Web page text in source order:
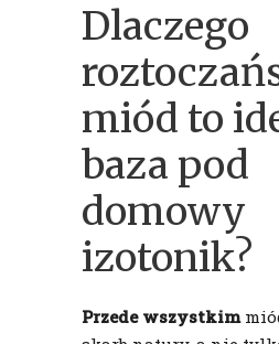
Dlaczego
miód to
baza pod
domowy
izotonik?
Przede wszystkim